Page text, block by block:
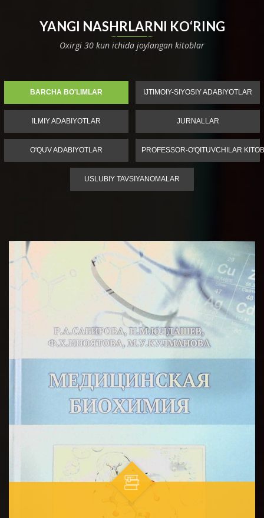
YANGI NASHRLARNI KO‘RING
Oxirgi 30 kun ichida joylangan kitoblar
BARCHA BO'LIMLAR IJTIMOIY-SIYOSIY ADABIYOTLAR
ILMIY ADABIYOTLAR JURNALLAR
O'QUV ADABIYOTLAR PROFESSOR-O'QITUVCHILAR
USLUBIY TAVSIYANOMALAR